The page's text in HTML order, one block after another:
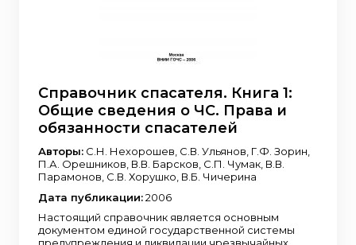
Справочник спасателя. Книга 1:
Общие сведения о ЧС. Права и
обязанности спасателей
Авторы: С.Н. Нехорошев, С.В. Ульянов, Г.Ф. Зорин,
П.А. Орешников, В.В. Барсков, С.П. Чумак, В.В.
Парамонов, С.В. Хорушко, В.Б. Чичерина
Дата публикации:2006
Настоящий справочник является основным
документом единой государственной системы